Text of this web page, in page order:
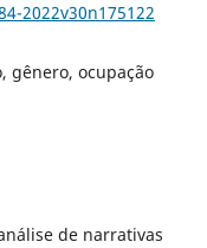
2022v30n175122
gênero, ocupação
de narrativas